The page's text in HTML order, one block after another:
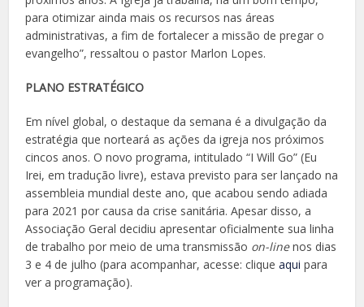
para otimizar ainda mais os recursos nas áreas
administrativas, a fim de fortalecer a missão de pregar o
evangelho”, ressaltou o pastor Marlon Lopes.
PLANO ESTRATÉGICO
Em nível global, o destaque da semana é a divulgação da
estratégia que norteará as ações da igreja nos próximos
cincos anos. O novo programa, intitulado “I Will Go” (Eu
Irei, em tradução livre), estava previsto para ser lançado na
assembleia mundial deste ano, que acabou sendo adiada
para 2021 por causa da crise sanitária. Apesar disso, a
Associação Geral decidiu apresentar oficialmente sua linha
de trabalho por meio de uma transmissão on-linenos dias
3 e 4 de julho (para acompanhar, acesse: cliqueaqui para
ver a programação).